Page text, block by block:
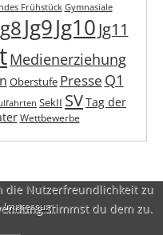
Frühstück Gymnasiale
Jg9Jg10Jg11
Medienerziehung
Oberstufe Presse Q1
SekII SVTag der
Wettbewerbe
Impressum
die Nutzerfreundlichkeit zu
stimmst du dem zu.